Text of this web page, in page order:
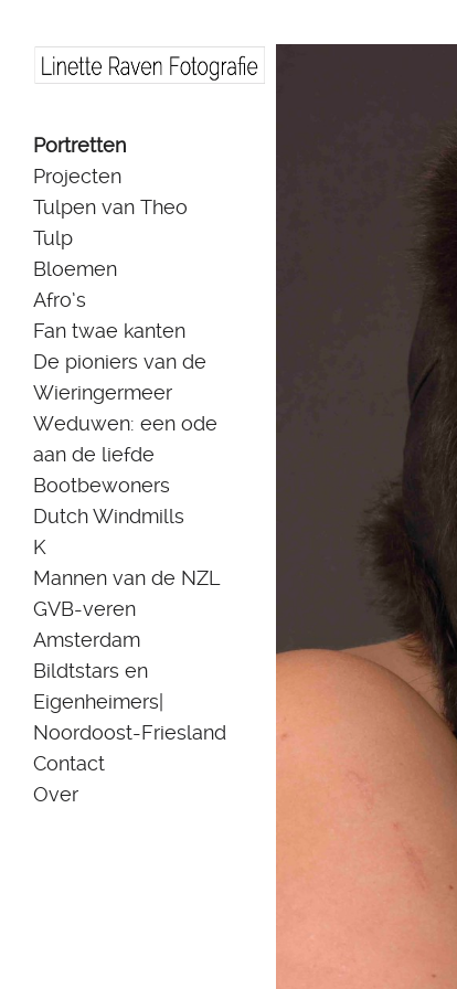
to
content
Portretten
Projecten
Tulpen van Theo
Tulp
Bloemen
Afro’s
Fan twae kanten
De pioniers van de
Wieringermeer
Weduwen: een ode
aan de liefde
Bootbewoners
Dutch Windmills
K
Mannen van de NZL
GVB-veren
Amsterdam
Bildtstars en
Eigenheimers|
Noordoost-Friesland
Contact
Over